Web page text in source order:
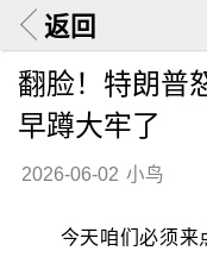
返回
翻脸！特朗普
早蹲大牢了
2026-06-02 小鸟
今天咱们必须来